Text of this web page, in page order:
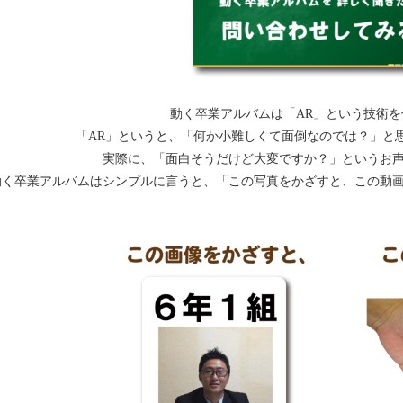
動く卒業アルバムは「AR」という技術
「AR」というと、「何か小難しくて面倒なのでは？」
実際に、「面白そうだけど大変ですか？」というお
卒業アルバムはシンプルに言うと、「この写真をかざすと、この動